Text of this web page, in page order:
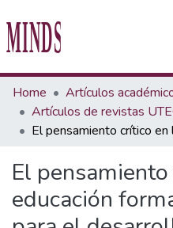
Communities & Collections
All of Repository UTEC
Home
Artículos de revistas
El
educación